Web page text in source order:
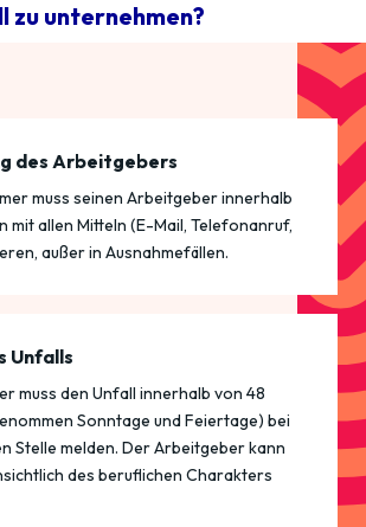
zu unternehmen?
des Arbeitgebers
muss seinen Arbeitgeber innerhalb
mit allen Mitteln (E-Mail, Telefonanruf,
außer in Ausnahmefällen.
Unfalls
muss den Unfall innerhalb von 48
Sonntage und Feiertage) bei
Stelle melden. Der Arbeitgeber kann
des beruflichen Charakters